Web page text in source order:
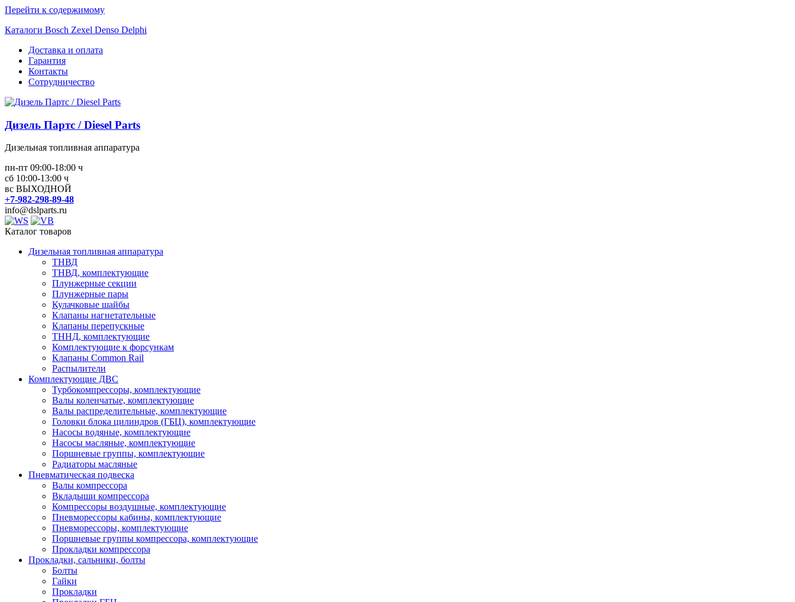
Перейти к содержимому
Каталоги Bosch Zexel Denso Delphi
Доставка и оплата
Гарантия
Контакты
Сотрудничество
Дизель Партс / Diesel Parts
Дизельная топливная аппаратура
пн-пт 09:00-18:00 ч
сб 10:00-13:00 ч
вс ВЫХОДНОЙ
+7-982-298-89-48
info@dslparts.ru
Каталог товаров
Дизельная топливная аппаратура
ТНВД
ТНВД, комплектующие
Плунжерные секции
Плунжерные пары
Кулачковые шайбы
Клапаны нагнетательные
Клапаны перепускные
ТННД, комплектующие
Комплектующие к форсункам
Клапаны Common Rail
Распылители
Комплектующие ДВС
Турбокомпрессоры, комплектующие
Валы коленчатые, комплектующие
Валы распределительные, комплектующие
Головки блока цилиндров (ГБЦ), комплектующие
Насосы водяные, комплектующие
Насосы масляные, комплектующие
Поршневые группы, комплектующие
Радиаторы масляные
Пневматическая подвеска
Валы компрессора
Вкладыши компрессора
Компрессоры воздушные, комплектующие
Пневморессоры кабины, комплектующие
Пневморессоры, комплектующие
Поршневые группы компрессора, комплектующие
Прокладки компрессора
Прокладки, сальники, болты
Болты
Гайки
Прокладки